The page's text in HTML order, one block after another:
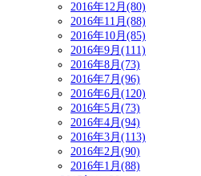
2016年12月(80)
2016年11月(88)
2016年10月(85)
2016年9月(111)
2016年8月(73)
2016年7月(96)
2016年6月(120)
2016年5月(73)
2016年4月(94)
2016年3月(113)
2016年2月(90)
2016年1月(88)